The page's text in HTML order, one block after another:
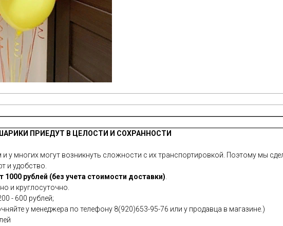
ПРИЕДУТ В ЦЕЛОСТИ И СОХРАННОСТИ
многих могут возникнуть сложности с их транспортировкой. Поэтому мы
и удобство.
рублей (без учета стоимости доставки)
и круглосуточно.
- 600 рублей;
у менеджера по телефону 8(920)653-95-76 или у продавца в магазине.)